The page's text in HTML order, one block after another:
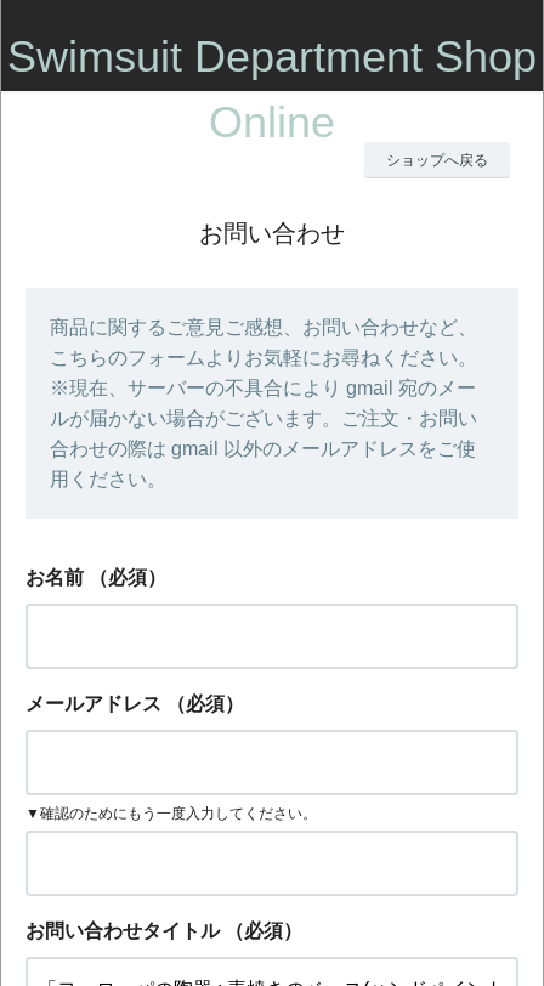
Swimsuit Department Shop
Online
ショップへ戻る
お問い合わせ
商品に関するご意見ご感想、お問い合わせなど、
こちらのフォームよりお気軽にお尋ねください。
※現在、サーバーの不具合により gmail 宛のメー
ルが届かない場合がございます。ご注文・お問い
合わせの際は gmail 以外のメールアドレスをご使
用ください。
お名前 （必須）
メールアドレス （必須）
▼確認のためにもう一度入力してください。
お問い合わせタイトル （必須）